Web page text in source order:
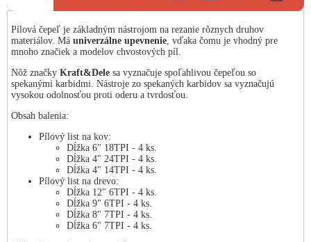
Pílová čepeľ je základným nástrojom na rezanie rôznych druhov
materiálov. Má univerzálne upevnenie, vďaka čomu je vhodný pre
mnoho značiek a modelov chvostových píl.
Nôž značky Kraft&Dele sa vyznačuje spoľahlivou čepeľou so
spekanými karbidmi. Nástroje zo spekaných karbidov sa vyznačujú
vysokou odolnosťou proti oderu a tvrdosťou.
Obsah balenia:
Pílový list na kov:
Dĺžka 6" 18TPI - 4 ks.
Dĺžka 4" 24TPI - 4 ks.
Dĺžka 4" 14TPI - 4 ks.
Pílový list na drevo:
Dĺžka 12" 6TPI - 4 ks.
Dĺžka 9" 6TPI - 4 ks.
Dĺžka 8" 7TPI - 4 ks.
Dĺžka 6" 7TPI - 4 ks.